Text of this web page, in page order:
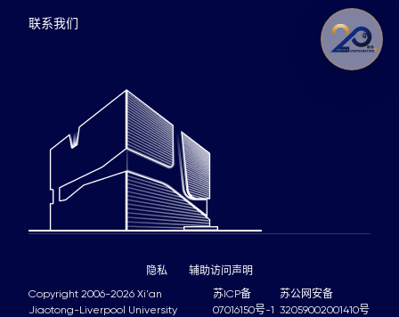
联系我们
Copyright 2006-2026 Xi'an
Jiaotong-Liverpool University
苏ICP备
07016150号-1
苏公网安备
32059002001410号
隐私 辅助访问声明